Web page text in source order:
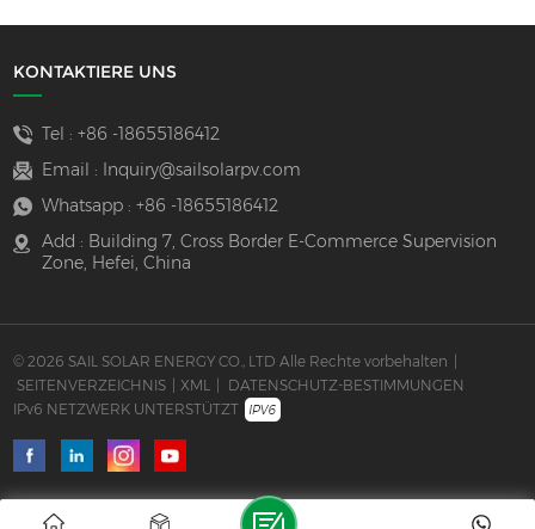
KONTAKTIERE UNS
Tel : +86 -18655186412
Email :
Inquiry@sailsolarpv.com
Whatsapp : +86 -18655186412
Add : Building 7, Cross Border E-Commerce Supervision
Zone, Hefei, China
© 2026 SAIL SOLAR ENERGY CO., LTD Alle Rechte vorbehalten |
SEITENVERZEICHNIS | XML | DATENSCHUTZ-BESTIMMUNGEN
IPv6 NETZWERK UNTERSTÜTZT